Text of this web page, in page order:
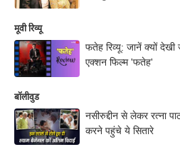
मूवी रिव्यू
फतेह रिव्यू: जानें क्यों देखी
एक्शन फिल्म 'फतेह'
बॉलीवुड
नसीरुद्दीन से लेकर रत्ना
करने पहुंचे ये सितारे